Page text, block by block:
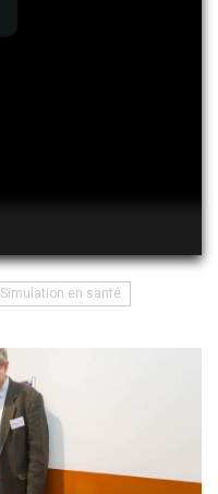
Simulation en santé